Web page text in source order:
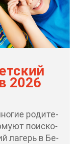
2026
ро­ди­те­
по­ис­ко­
ла­герь в Бе­